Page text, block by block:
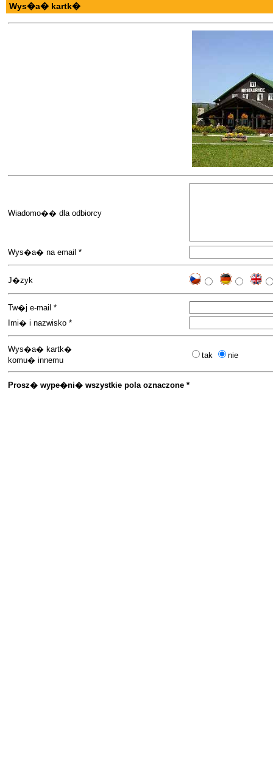
Wys�a� kartk�
Wiadomo�� dla odbiorcy
Wys�a� na email *
J�zyk
Tw�j e-mail *
Imi� i nazwisko *
Wys�a� kartk�
komu� innemu
tak nie
Prosz� wype�ni� wszystkie pola oznaczone *